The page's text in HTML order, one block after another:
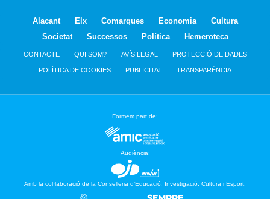
Alacant Elx Comarques Economia
Cultura
Societat
Successos Política Hemeroteca
CONTACTE QUI SOM? AVÍS LEGAL PROTECCIÓ DE DADES
POLÍTICA DE COOKIES PUBLICITAT TRANSPARÈNCIA
Formem part de:
Audiència:
Amb la col·laboració de la Conselleria d’Educació, Investigació, Cultura i Esport: